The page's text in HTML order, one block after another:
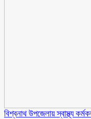
বিশ্বনাথ উপজেলায় স্বাস্থ্য